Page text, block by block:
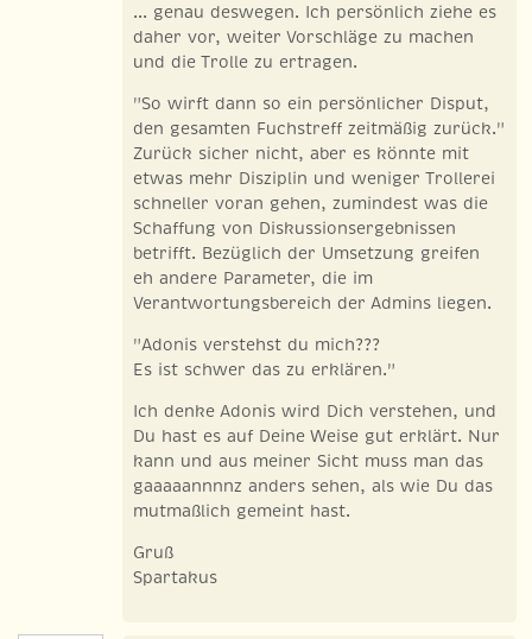
... genau deswegen. Ich persönlich ziehe es
daher vor, weiter Vorschläge zu machen
und die Trolle zu ertragen.
"So wirft dann so ein persönlicher Disput,
den gesamten Fuchstreff zeitmäßig zurück."
Zurück sicher nicht, aber es könnte mit
etwas mehr Disziplin und weniger Trollerei
schneller voran gehen, zumindest was die
Schaffung von Diskussionsergebnissen
betrifft. Bezüglich der Umsetzung greifen
eh andere Parameter, die im
Verantwortungsbereich der Admins liegen.
"Adonis verstehst du mich???
Es ist schwer das zu erklären."
Ich denke Adonis wird Dich verstehen, und
Du hast es auf Deine Weise gut erklärt. Nur
kann und aus meiner Sicht muss man das
gaaaaannnnz anders sehen, als wie Du das
mutmaßlich gemeint hast.
Gruß
Spartakus